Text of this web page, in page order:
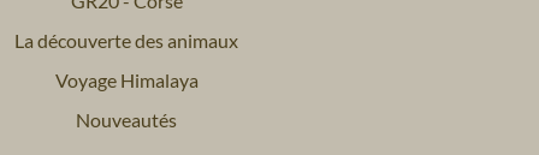
La découverte des animaux
Voyage Himalaya
Nouveautés